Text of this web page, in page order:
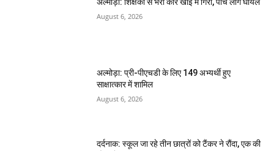
अल्मोड़ा: शिक्षकों से भरी कार खाई में गिरी, पांच लोग घायल
August 6, 2026
अल्मोड़ा: प्री-पीएचडी के लिए 149 अभ्यर्थी हुए
साक्षात्कार में शामिल
August 6, 2026
दर्दनाक: स्कूल जा रहे तीन छात्रों को टैंकर ने रौंदा, एक की